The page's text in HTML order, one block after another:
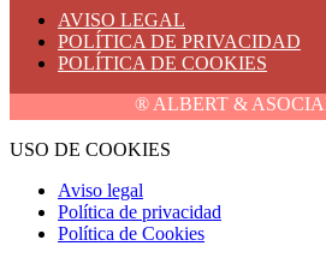
AVISO LEGAL
POLÍTICA DE PRIVACIDAD
POLÍTICA DE COOKIES
® ALBERT &
USO DE COOKIES
Aviso legal
Política de privacidad
Política de Cookies